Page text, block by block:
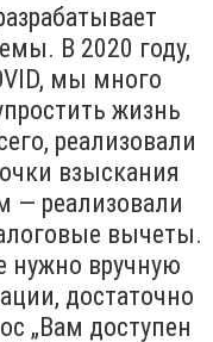
В 2020 году,
мы много
жизнь
реализовали
взыскания
— реализовали
вычеты.
нужно вручную
достаточно
„Вам доступен